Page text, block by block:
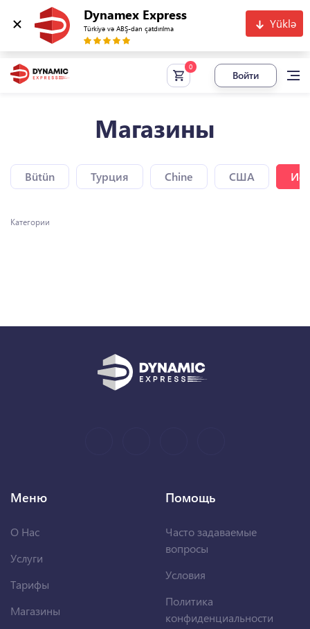
Dynamex Express
Türkiyə və ABŞ-dan çatdırılma Yüklə
Войти
Магазины
Bütün Турция Chine США
Категории
Меню
О Нас
Услуги
Тарифы
Магазины
Помощь
Часто задаваемые
вопросы
Условия
Политика
конфиденциальности